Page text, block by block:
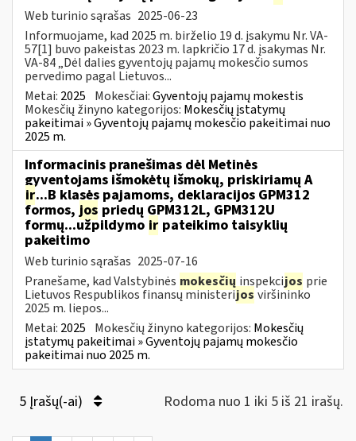
Web turinio sąrašas 2025-06-23
Informuojame, kad 2025 m. birželio 19 d. įsakymu Nr. VA-
57[1] buvo pakeistas 2023 m. lapkričio 17 d. įsakymas Nr.
VA-84 „Dėl dalies gyventojų pajamų mokesčio sumos
pervedimo pagal Lietuvos...
Metai: 2025 Mokesčiai:Gyventojų pajamų mokestis
Mokesčių žinyno kategorijos: Mokesčių įstatymų
pakeitimai » Gyventojų pajamų mokesčio pakeitimai nuo
2025 m.
Informacinis pranešimas dėl Metinės
gyventojams išmokėtų išmokų, priskiriamų A
ir...B klasės pajamoms, deklaracijos GPM312
formos, jos priedų GPM312L, GPM312U
formų...užpildymo ir pateikimo taisyklių
pakeitimo
Web turinio sąrašas 2025-07-16
Pranešame, kad Valstybinės mokesčių inspekcijos prie
Lietuvos Respublikos finansų ministerijos viršininko
2025 m. liepos...
Metai: 2025 Mokesčių žinyno kategorijos: Mokesčių
įstatymų pakeitimai » Gyventojų pajamų mokesčio
pakeitimai nuo 2025 m.
5 Įrašų(-ai) Rodoma nuo 1 iki 5 iš 21 irašų.